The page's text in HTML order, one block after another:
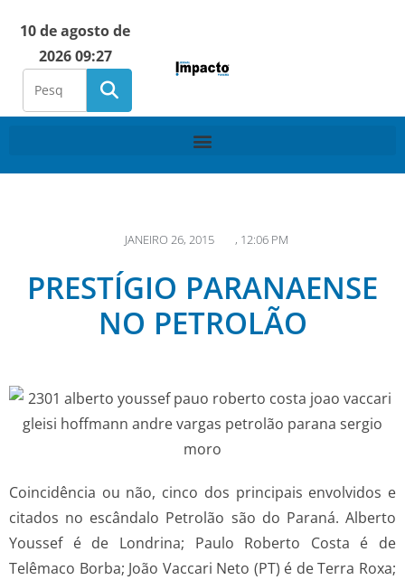
10 de agosto de
2026 09:27
JANEIRO 26, 2015 , 12:06 PM
PRESTÍGIO PARANAENSE
NO PETROLÃO
Coincidência ou não, cinco dos principais envolvidos e
citados no escândalo Petrolão são do Paraná. Alberto
Youssef é de Londrina; Paulo Roberto Costa é de
Telêmaco Borba; João Vaccari Neto (PT) é de Terra Roxa;